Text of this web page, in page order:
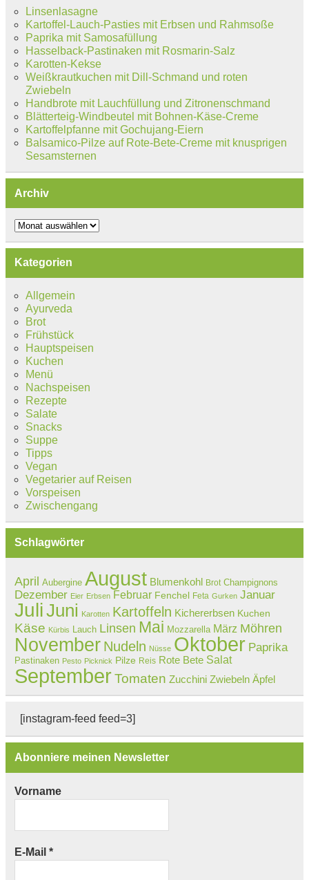
Linsenlasagne
Kartoffel-Lauch-Pasties mit Erbsen und Rahmsoße
Paprika mit Samosafüllung
Hasselback-Pastinaken mit Rosmarin-Salz
Karotten-Kekse
Weißkrautkuchen mit Dill-Schmand und roten
Zwiebeln
Handbrote mit Lauchfüllung und Zitronenschmand
Blätterteig-Windbeutel mit Bohnen-Käse-Creme
Kartoffelpfanne mit Gochujang-Eiern
Balsamico-Pilze auf Rote-Bete-Creme mit knusprigen
Sesamsternen
Archiv
Archiv
Kategorien
Allgemein
Ayurveda
Brot
Frühstück
Hauptspeisen
Kuchen
Menü
Nachspeisen
Rezepte
Salate
Snacks
Suppe
Tipps
Vegan
Vegetarier auf Reisen
Vorspeisen
Zwischengang
Schlagwörter
April Aubergine August Blumenkohl Brot Champignons
Dezember Eier Erbsen Februar Fenchel Feta Gurken Januar
JuliJuni Karotten Kartoffeln Kichererbsen Kuchen
Käse Kürbis Lauch Linsen Mai Mozzarella März Möhren
November Nudeln Nüsse Oktober Paprika
Pastinaken Pesto Picknick Pilze Reis Rote Bete Salat
September Tomaten Zucchini Zwiebeln Äpfel
[instagram-feed feed=3]
Abonniere meinen Newsletter
Vorname
E-Mail *